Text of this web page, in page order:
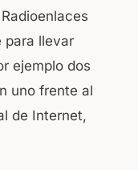
para llevar
ejemplo dos
uno frente al
de Internet,